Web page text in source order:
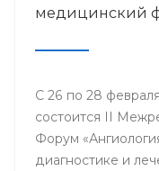
медицинский
С 26 по 28
состоится II
Форум
диагностике и